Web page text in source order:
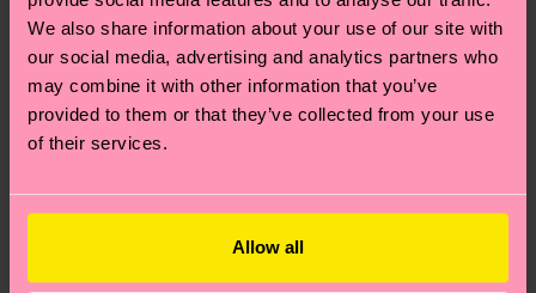
We also share information about your use of our site with
our social media, advertising and analytics partners who
may combine it with other information that you’ve
provided to them or that they’ve collected from your use
of their services.
Allow all
Du hast Fragen zu einer Retoure? In unserem
Hilfebereich im Artikel Retouren findest du die
am häufigsten gestellten Fragen.